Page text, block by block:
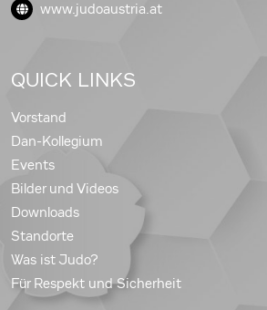
www.judoaustria.at
QUICK LINKS
Vorstand
Dan-Kollegium
Events
Bilder und Videos
Downloads
Standorte
Was ist Judo?
Für Respekt und Sicherheit